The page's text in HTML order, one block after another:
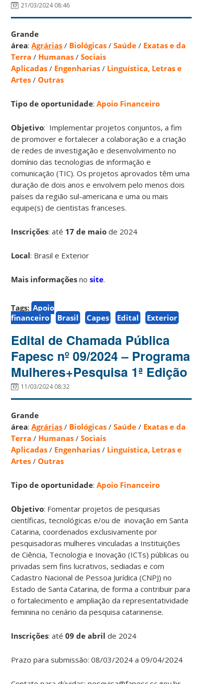
21/03/2024 08:46
Grande
área:Agrárias / Biológicas /Saúde / Exatas e da
Terra / Humanas /Sociais
Aplicadas / Engenharias / Linguística, Letras e
Artes /Outras
Tipo de oportunidade:Apoio Financeiro
Objetivo: Implementar projetos conjuntos, a fim
de promover e fortalecer a colaboração e a criação
de redes de investigação e desenvolvimento no
domínio das tecnologias de informação e
comunicação (TIC). Os projetos aprovados têm uma
duração de dois anos e envolvem pelo menos dois
países da região sul-americana e uma ou mais
equipe(s) de cientistas franceses.
Inscrições: até 17 de maiode 2024
Local: Brasil e Exterior
Mais informações nosite.
Tags: Apoio
financeiro
Brasil Capes Edital Exterior
Edital de Chamada Pública
Fapesc nº 09/2024 – Programa
Mulheres+Pesquisa 1ª Edição
11/03/2024 08:32
Grande
área:Agrárias / Biológicas /Saúde / Exatas e da
Terra / Humanas /Sociais
Aplicadas / Engenharias / Linguística, Letras e
Artes /Outras
Tipo de oportunidade:Apoio Financeiro
Objetivo: Fomentar projetos de pesquisas
científicas, tecnológicas e/ou de inovação em Santa
Catarina, coordenados exclusivamente por
pesquisadoras mulheres vinculadas a Instituições
de Ciência, Tecnologia e Inovação (ICTs) públicas ou
privadas sem fins lucrativos, sediadas e com
Cadastro Nacional de Pessoa Jurídica (CNPJ) no
Estado de Santa Catarina, de forma a contribuir para
o fortalecimento e ampliação da representatividade
feminina no cenário da pesquisa catarinense.
Inscrições: até09 de abrilde 2024
Prazo para submissão: 08/03/2024 a 09/04/2024